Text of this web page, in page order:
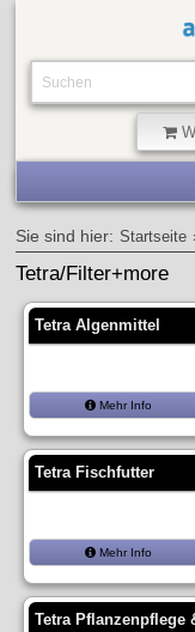
Sie sind hier: Startseite
Tetra/Filter+more
Tetra Algenmittel
Mehr Info
Tetra Fischfutter
Mehr Info
Tetra Pflanzenpflege